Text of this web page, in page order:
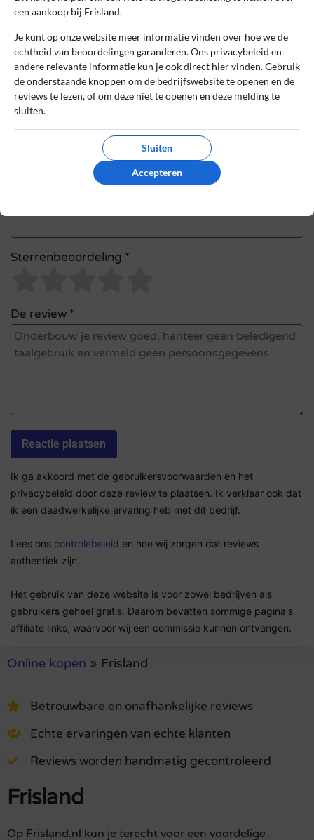
met *
Naam*
E-mail*
Sterrenbeoordeling *
De review *
Ik ga akkoord met de gebruikersvoorwaarden en het
privacybeleid door deze review te plaatsen. Ik verklaar ook dat
ik een daadwerkelijke ervaring heb met dit bedrijf.
Lees ons controlebeleid en hoe wij zorgen dat reviews
authentiek zijn.
Het gebruik van deze website is voor zowel bedrijven als
gebruikers geheel gratis. Daarom bevatten sommige pagina's
affiliate links, waarvoor wij een commissie kunnen ontvangen.
Online kopen » Frisland
Betrouwbare en onafhankelijke reviews
Echte ervaringen van echte klanten
Reviews worden handmatig gecontroleerd
Frisland
Op Frisland.nl kun je terecht voor een voordelige
een aankoop bij Frisland.
Je kunt op onze website meer informatie vinden over hoe we de
echtheid van beoordelingen garanderen. Ons privacybeleid en
andere relevante informatie kun je ook direct hier vinden. Gebruik
de onderstaande knoppen om de bedrijfswebsite te openen en de
reviews te lezen, of om deze niet te openen en deze melding te
sluiten.
Sluiten
Accepteren